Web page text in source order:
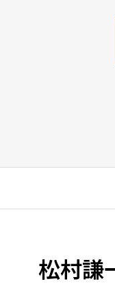
松村謙